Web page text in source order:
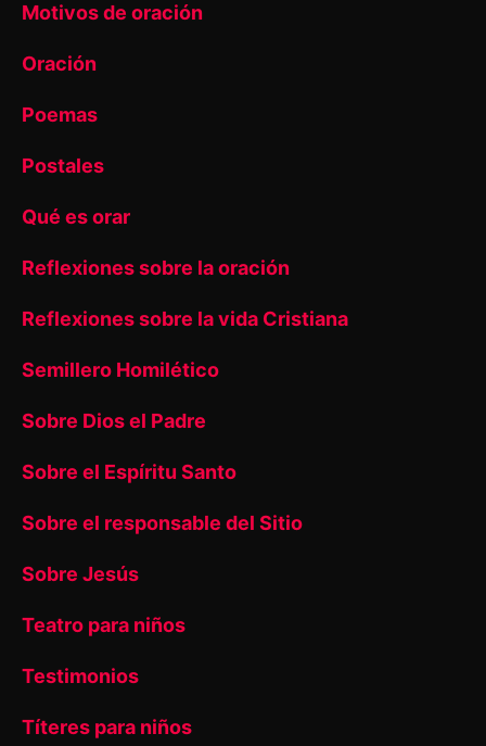
Motivos de oración
Oración
Poemas
Postales
Qué es orar
Reflexiones sobre la oración
Reflexiones sobre la vida Cristiana
Semillero Homilético
Sobre Dios el Padre
Sobre el Espíritu Santo
Sobre el responsable del Sitio
Sobre Jesús
Teatro para niños
Testimonios
Títeres para niños